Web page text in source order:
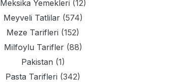
Meksika Yemekleri (12)
Meyveli Tatlilar(574)
Meze Tarifleri (152)
Milfoylu Tarifler(88)
Pakistan (1)
Pasta Tarifleri (342)